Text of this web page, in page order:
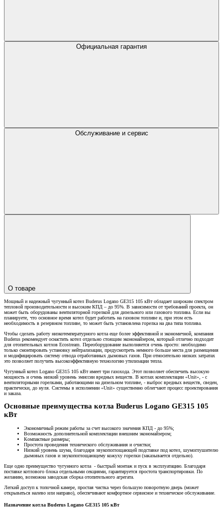
Официальная гарантия
Обслуживание и сервис
О товаре
Мощный и надежный чугунный котел Buderus Logano GE315 105 кВт обладает широким спектром
тепловой производительности и высоким КПД – до 95%. В зависимости от требований проекта, он
может быть оборудованы вентиляторной горелкой для дизельного или газового топлива. Если вы
планируете, что основное время котел будет работать на газовом топливе и, при этом есть
необходимость в резервном топливе, то может быть установлена горелка на два типа топлива.
Чтобы сделать работу низкотемпературного котла еще более эффективной и экономичной, компания
Buderus рекомендует оснастить котел отдельно стоящим экономайзером, который отлично подходит
для отопительных котлов Ecostream. Переоборудование выполняется очень просто: необходимо
только смонтировать установку нейтрализации, предусмотреть немного больше места для размещения
и модифицировать систему отвода отработанных дымовых газов. При относительно низких затратах
это позволяет получить высокоэффективную технологию утилизации тепла.
Чугунный котел Logano GE315 105 кВт имеет три газохода. Этот позволяет обеспечить высокую
мощность и очень низкий уровень эмиссии вредных веществ. В котлах комплектации «Unit», - с
вентиляторными горелками, работающими на дизельном топливе, - выброс вредных веществ, сведен,
практически, до нуля. Системы в исполнении «Unit» существенно облегчают процесс проектирования
и заказа.
Основные преимущества котла Buderus Logano GE315 105
кВт
Экономичный режим работы за счет высокого значения КПД - до 95%;
Возможность дополнительной комплектации внешним экономайзером;
Компактные размеры;
Простота проведения технического обслуживания и очистки;
Низкий уровень шума, благодаря звукопоглощающей подставке под котел, шумоглушителю
дымовых газов и звукопоглощающему кожуху горелки (заказывается отдельно).
Еще одно преимущество чугунного котла - быстрый монтаж и пуск в эксплуатацию. Благодаря
поставке котлового блока отдельными секциями, гарантируется простота транспортировки. По
желанию, возможна заводская сборка отопительного агрегата.
Легкий доступ к топочной камере, простая чистка через большую поворотную дверь (может
открываться налево или направо), обеспечивают комфортное сервисное и техническое обслуживание.
Назначение котла Buderus Logano GE315 105 кВт